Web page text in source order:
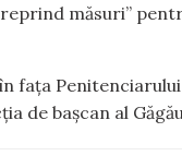
măsuri”
fața Penitenciarului
de bașcan al